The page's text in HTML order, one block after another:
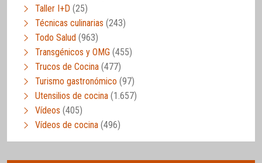
Taller I+D (25)
Técnicas culinarias (243)
Todo Salud (963)
Transgénicos y OMG (455)
Trucos de Cocina (477)
Turismo gastronómico (97)
Utensilios de cocina (1.657)
Vídeos (405)
Vídeos de cocina (496)